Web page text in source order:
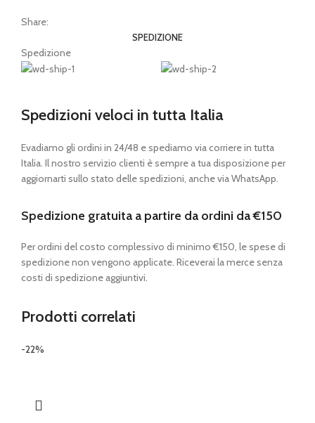
Share:
SPEDIZIONE
Spedizione
Spedizioni veloci in tutta Italia
Evadiamo gli ordini in 24/48 e spediamo via corriere in tutta
Italia. Il nostro servizio clienti è sempre a tua disposizione per
aggiornarti sullo stato delle spedizioni, anche via WhatsApp.
Spedizione gratuita a partire da ordini da €150
Per ordini del costo complessivo di minimo €150, le spese di
spedizione non vengono applicate. Riceverai la merce senza
costi di spedizione aggiuntivi.
Prodotti correlati
-22%